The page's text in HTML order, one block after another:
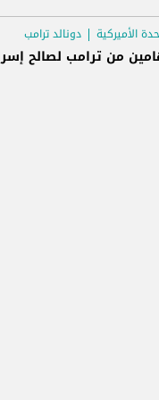
الأميركية دونالد ترامب
من ترامب لصالح